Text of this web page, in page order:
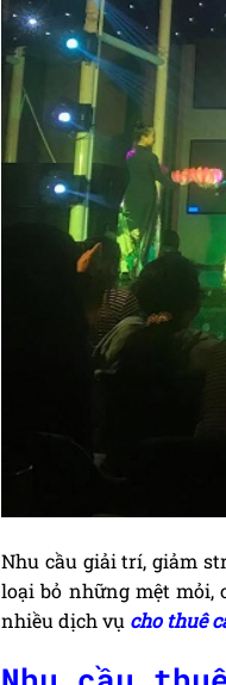
Nhu cầu giải trí, giảm
loại bỏ những mệt mỏi,
nhiều dịch vụ cho thuê